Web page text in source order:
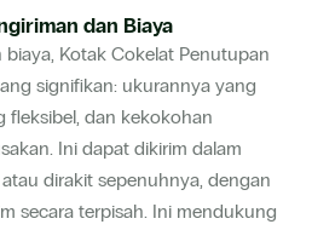
dan Biaya
Kotak Cokelat Penutupan
signifikan: ukurannya yang
fleksibel, dan kekokohan
Ini dapat dikirim dalam
dirakit sepenuhnya, dengan
secara terpisah. Ini mendukung